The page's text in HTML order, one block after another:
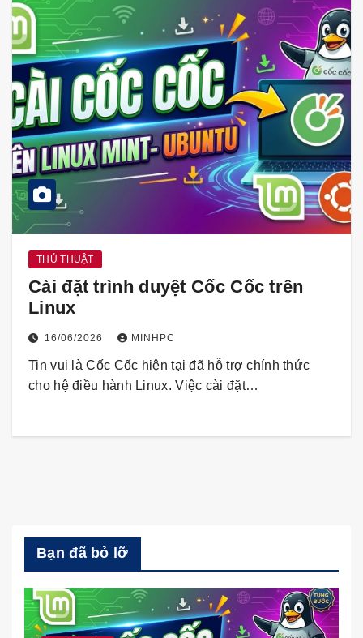
THỦ THUẬT
Cài đặt trình duyệt Cốc Cốc trên
Linux
16/06/2026 MINHPC
Tin vui là Cốc Cốc hiện tại đã hỗ trợ chính thức
cho hệ điều hành Linux. Việc cài đặt…
Bạn đã bỏ lỡ